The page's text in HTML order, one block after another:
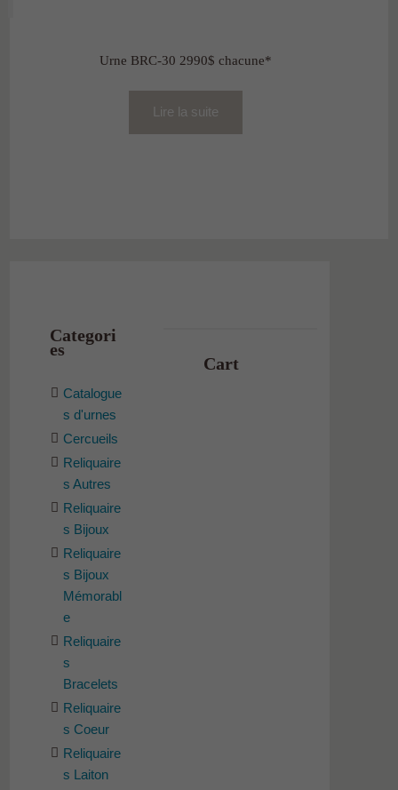
Urne BRC-30 2990$ chacune*
Lire la suite
Categori
es
Catalogue
s d'urnes
Cercueils
Reliquaire
s Autres
Reliquaire
s Bijoux
Reliquaire
s Bijoux
Mémorabl
e
Reliquaire
s
Bracelets
Reliquaire
s Coeur
Reliquaire
s Laiton
Cart